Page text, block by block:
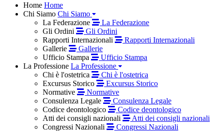
Home Home
Chi Siamo Chi Siamo
La Federazione
La Federazione
Gli Ordini
Gli Ordini
Rapporti Internazionali
Rapporti Internazionali
Gallerie
Gallerie
Ufficio Stampa
Ufficio Stampa
La Professione La Professione
Chi è l'ostetrica
Chi è l'ostetrica
Excursus Storico
Excursus Storico
Normative
Normative
Consulenza Legale
Consulenza Legale
Codice deontologico
Codice deontologico
Atti dei consigli nazionali
Atti dei consigli nazionali
Congressi Nazionali
Congressi Nazionali